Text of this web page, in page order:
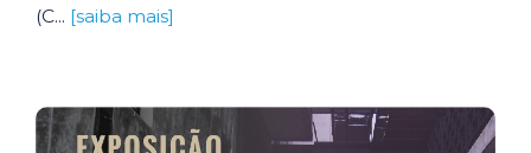
(C... [saiba mais]